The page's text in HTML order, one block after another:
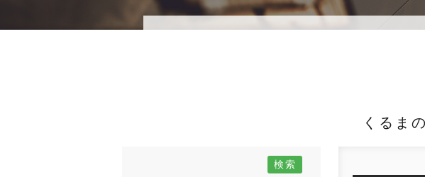
くるま
検索